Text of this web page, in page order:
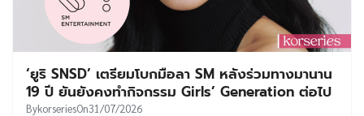
‘ยูริ SNSD’ เตรียมโบกมือลา SM หลังร่วมทางมานาน
19 ปี ยันยังคงทำกิจกรรม Girls’ Generation ต่อไป
BykorseriesOn31/07/2026